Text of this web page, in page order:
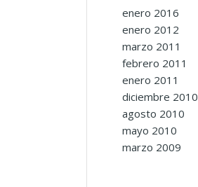
enero 2016
enero 2012
marzo 2011
febrero 2011
enero 2011
diciembre 2010
agosto 2010
mayo 2010
marzo 2009